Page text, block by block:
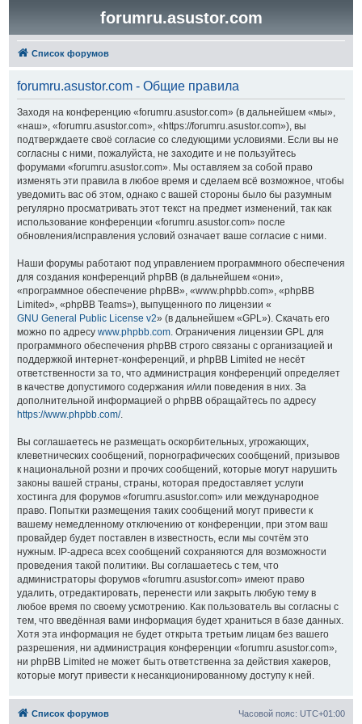
forumru.asustor.com
Список форумов
forumru.asustor.com - Общие правила
Заходя на конференцию «forumru.asustor.com» (в дальнейшем «мы»,
«наш», «forumru.asustor.com», «https://forumru.asustor.com»), вы
подтверждаете своё согласие со следующими условиями. Если вы не
согласны с ними, пожалуйста, не заходите и не пользуйтесь
форумами «forumru.asustor.com». Мы оставляем за собой право
изменять эти правила в любое время и сделаем всё возможное, чтобы
уведомить вас об этом, однако с вашей стороны было бы разумным
регулярно просматривать этот текст на предмет изменений, так как
использование конференции «forumru.asustor.com» после
обновления/исправления условий означает ваше согласие с ними.
Наши форумы работают под управлением программного обеспечения
для создания конференций phpBB (в дальнейшем «они»,
«программное обеспечение phpBB», «www.phpbb.com», «phpBB
Limited», «phpBB Teams»), выпущенного по лицензии «
GNU General Public License v2» (в дальнейшем «GPL»). Скачать его
можно по адресу www.phpbb.com. Ограничения лицензии GPL для
программного обеспечения phpBB строго связаны с организацией и
поддержкой интернет-конференций, и phpBB Limited не несёт
ответственности за то, что администрация конференций определяет
в качестве допустимого содержания и/или поведения в них. За
дополнительной информацией о phpBB обращайтесь по адресу
https://www.phpbb.com/.
Вы соглашаетесь не размещать оскорбительных, угрожающих,
клеветнических сообщений, порнографических сообщений, призывов
к национальной розни и прочих сообщений, которые могут нарушить
законы вашей страны, страны, которая предоставляет услуги
хостинга для форумов «forumru.asustor.com» или международное
право. Попытки размещения таких сообщений могут привести к
вашему немедленному отключению от конференции, при этом ваш
провайдер будет поставлен в известность, если мы сочтём это
нужным. IP-адреса всех сообщений сохраняются для возможности
проведения такой политики. Вы соглашаетесь с тем, что
администраторы форумов «forumru.asustor.com» имеют право
удалить, отредактировать, перенести или закрыть любую тему в
любое время по своему усмотрению. Как пользователь вы согласны с
тем, что введённая вами информация будет храниться в базе данных.
Хотя эта информация не будет открыта третьим лицам без вашего
разрешения, ни администрация конференции «forumru.asustor.com»,
ни phpBB Limited не может быть ответственна за действия хакеров,
которые могут привести к несанкционированному доступу к ней.
Список форумов Часовой пояс: UTC+01:00